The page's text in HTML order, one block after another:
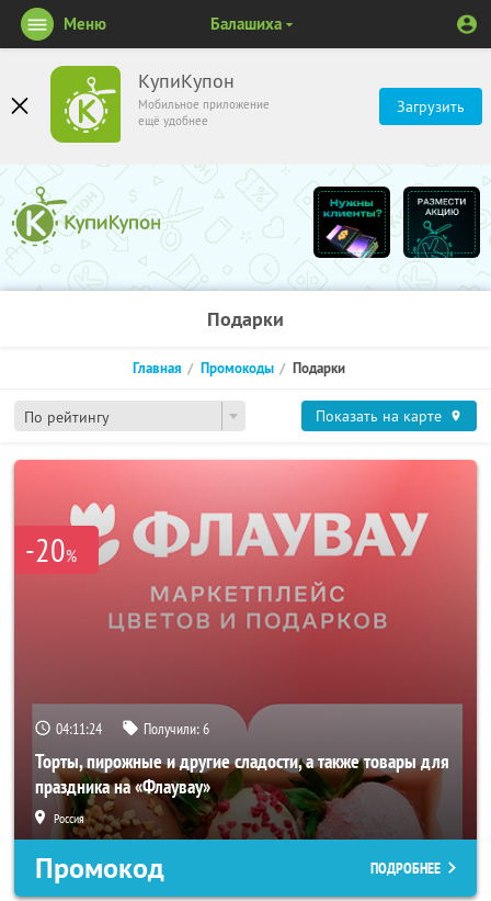
КупиКупон
Мобильное приложение
ещё удобнее
Загрузить
Меню Балашиха
Подарки
По рейтингу
Главная Промокоды Подарки
Показать на карте
-20%
04:11:24 Получили:6
Торты, пирожные и другие сладости, а также товары для
праздника на «Флаувау»
Россия
Промокод ПОДРОБНЕЕ